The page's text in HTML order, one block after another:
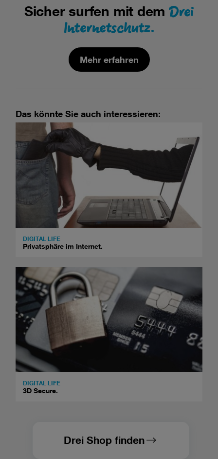
Sicher surfen mit dem Drei
Internetschutz.
Mehr erfahren
Das könnte Sie auch interessieren:
DIGITAL LIFE
Privatsphäre im Internet.
DIGITAL LIFE
3D Secure.
Drei Shop finden